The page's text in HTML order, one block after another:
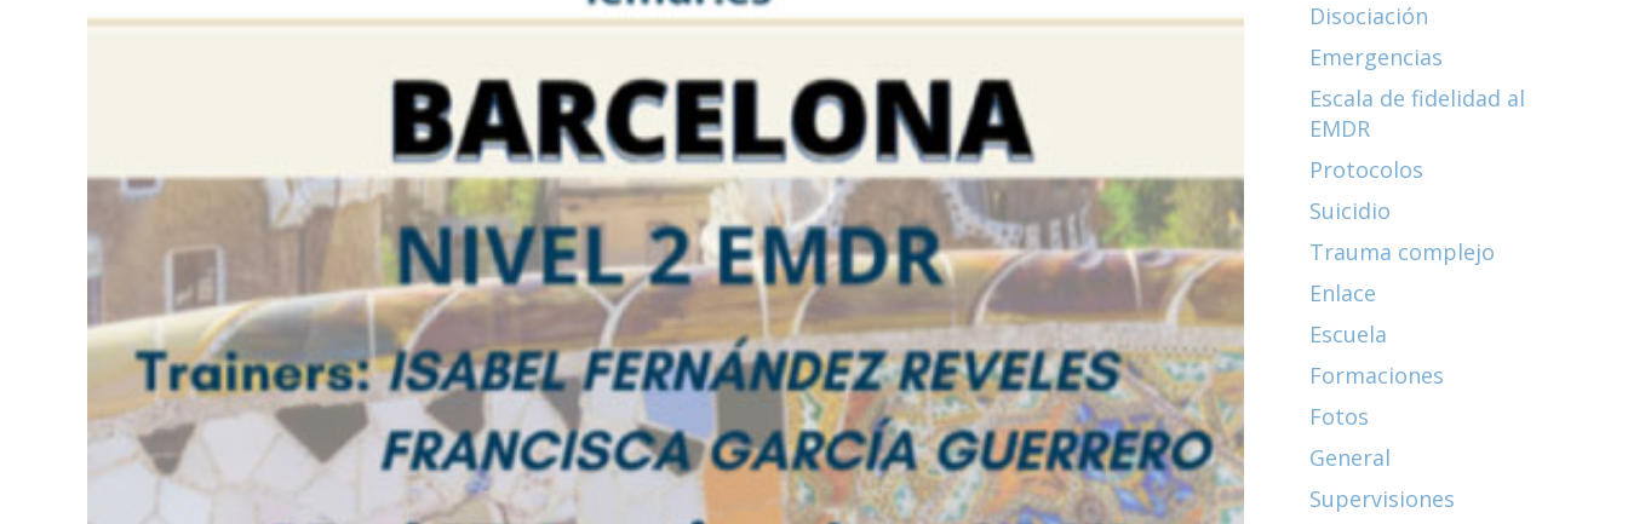
Disociación
Emergencias
Escala de fidelidad al
EMDR
Protocolos
Suicidio
Trauma complejo
Enlace
Escuela
Formaciones
Fotos
General
Supervisiones